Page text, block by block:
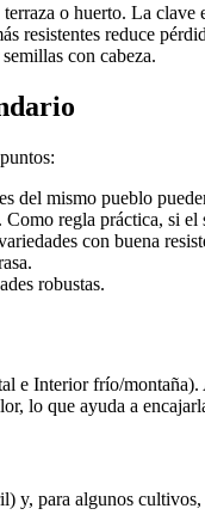
o huerto. La
reduce
con cabeza.
del mismo pueblo
regla práctica, si
con buena
robustas.
Interior frío/
lo que ayuda a
y, para algunos